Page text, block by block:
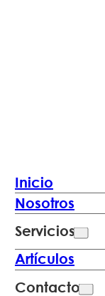
Inicio
Nosotros
Servicios
Artículos
Contacto